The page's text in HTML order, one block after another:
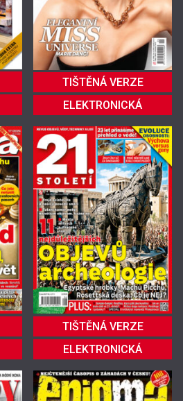
TIŠTĚNÁ VERZE
ELEKTRONICKÁ
TIŠTĚNÁ VERZE
ELEKTRONICKÁ